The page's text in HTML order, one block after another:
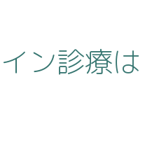
ン診療